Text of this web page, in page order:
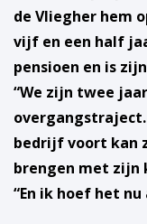
de Vliegher hem
vijf en een half
pensioen en is
“We zijn twee
bedrijf voort kan
brengen met zijn
“En ik hoef het